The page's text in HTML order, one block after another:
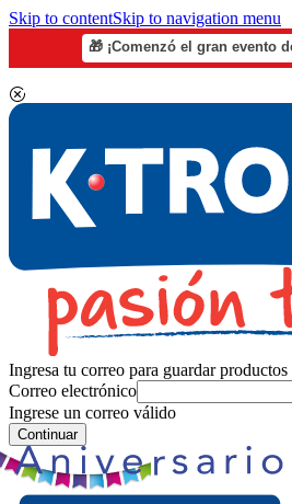
Skip to contentSkip to navigation menu
🎁 ¡Comenzó el gran evento
Ingresa tu correo para guardar
Correo electrónico
Ingrese un correo válido
Continuar